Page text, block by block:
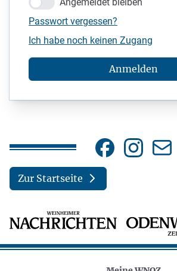
Passwort vergessen?
Ich habe noch keinen Zugang
Anmelden
Zur Startseite